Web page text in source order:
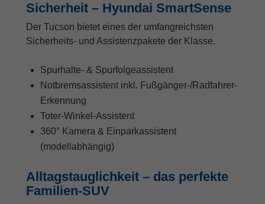
Sicherheit – Hyundai SmartSense
Der Tucson bietet eines der umfangreichsten
Sicherheits- und Assistenzpakete der Klasse.
Spurhalte- & Spurfolgeassistent
Notbremsassistent inkl. Fußgänger-/Radfahrer-
Erkennung
Toter-Winkel-Assistent
360° Kamera & Einparkassistent
(modellabhängig)
Alltagstauglichkeit – das perfekte
Familien-SUV